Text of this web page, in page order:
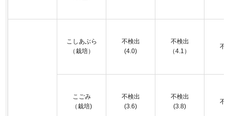
こしあぶら
（栽培）
不検出
(4.0)
不検出
（4.1）
不
こごみ
（栽培)
不検出
(3.6)
不検出
(3.8)
不